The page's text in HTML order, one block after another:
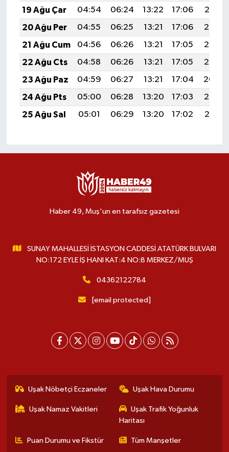
19 Ağu Çar
04:54 06:24 13:22 17:06
20:10
20 Ağu Per
04:55 06:25 13:21 17:06
20:08
21 Ağu Cum
04:56 06:26 13:21 17:05
20:07
22 Ağu Cts
04:58 06:26 13:21 17:05
20:06
23 Ağu Paz
04:59 06:27 13:21 17:04
20:04
24 Ağu Pts
05:00 06:28 13:20 17:03
20:03
25 Ağu Sal
05:01 06:29 13:20 17:02 20:01
Haber 49, Muş'un en tarafsız gazetesi
SUNAY MAHALLESİ İSTASYON CADDESİ ATATÜRK BULVARI
NO:172 EYLE İŞ HANI KAT:4 NO:8 MERKEZ/MUŞ
04362122784
[email protected]
Uşak Nöbetçi Eczaneler Uşak Hava Durumu
Uşak Namaz Vakitleri
Uşak Trafik Yoğunluk
Haritası
Puan Durumu ve Fikstür Tüm Manşetler